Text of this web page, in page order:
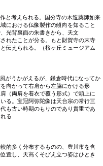
と考えられる。国分寺の木造薬師如来
における仏像製作の傾向を知ること
光背裏面の朱書きから、天文
れたことが分る。もと財賀寺の末寺
伝えられる。（桜ヶ丘ミュージアム
がうかがえるが、鎌倉時代になってか
向かって右肩から左脇にかける形
（両肩を着衣で覆う形式）で頭上に
る。宝冠阿弥陀像は天台宗の常行三
も古い時期のもりのであり貴重であ
る
的多く分布するものの、豊川市を含
置し、天高くそびえ立つ姿はひとき